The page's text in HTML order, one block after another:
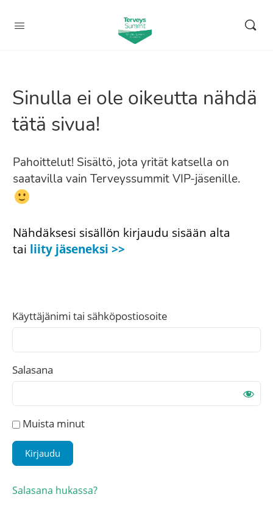
Sinulla ei ole oikeutta nähdä
tätä sivua!
Pahoittelut! Sisältö, jota yrität katsella on
saatavilla vain Terveyssummit VIP-jäsenille.
Nähdäksesi sisällön kirjaudu sisään alta
tai liity jäseneksi >>
Käyttäjänimi tai sähköpostiosoite
Salasana
Muista minut
Salasana hukassa?